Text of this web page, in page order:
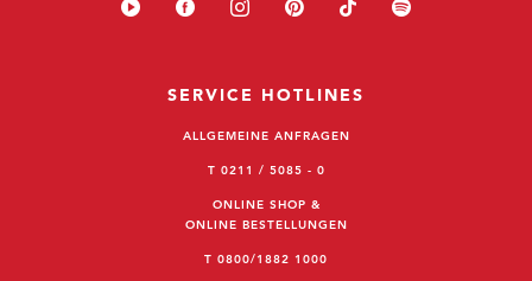
SERVICE HOTLINES
ALLGEMEINE ANFRAGEN
T 0211 / 5085 - 0
ONLINE SHOP &
ONLINE BESTELLUNGEN
T 0800/1882 1000